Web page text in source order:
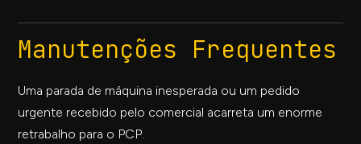
Manutenções Frequentes
Uma parada de máquina inesperada ou um pedido
urgente recebido pelo comercial acarreta um enorme
retrabalho para o PCP.